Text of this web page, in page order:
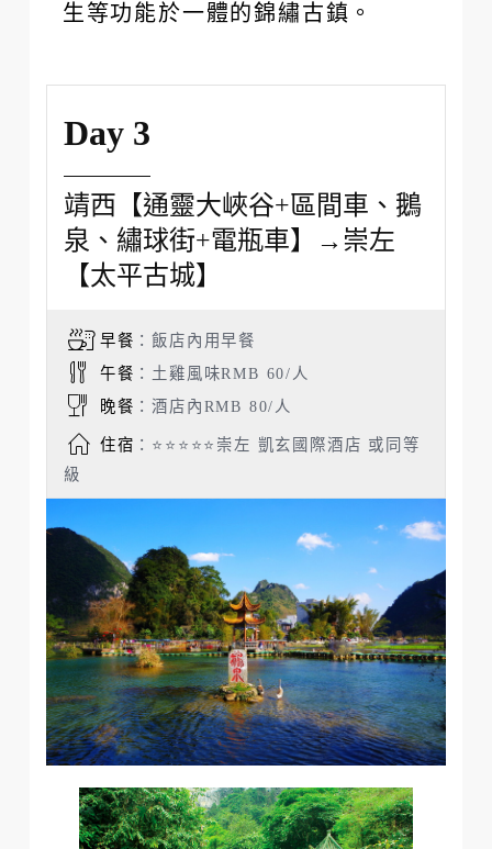
生等功能於一體的錦繡古鎮。
Day 3
靖西【通靈大峽谷+區間車、鵝
泉、繡球街+電瓶車】→崇左
【太平古城】
早餐 ：飯店內用早餐
午餐 ：土雞風味RMB 60/人
晚餐 ：酒店內RMB 80/人
住宿 ：⭐⭐⭐⭐⭐崇左 凱玄國際酒店 或同等
級